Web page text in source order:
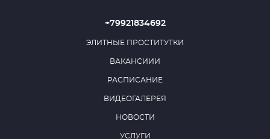
+79921834692
ЭЛИТНЫЕ ПРОСТИТУТКИ
ВАКАНСИИИ
РАСПИСАНИЕ
ВИДЕОГАЛЕРЕЯ
НОВОСТИ
УСЛУГИ